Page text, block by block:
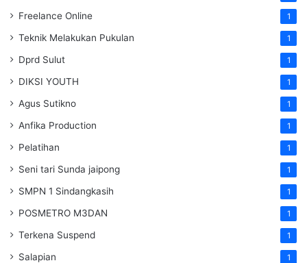
Freelance Online 1
Teknik Melakukan Pukulan 1
Dprd Sulut 1
DIKSI YOUTH 1
Agus Sutikno 1
Anfika Production 1
Pelatihan 1
Seni tari Sunda jaipong 1
SMPN 1 Sindangkasih 1
POSMETRO M3DAN 1
Terkena Suspend 1
Salapian 1